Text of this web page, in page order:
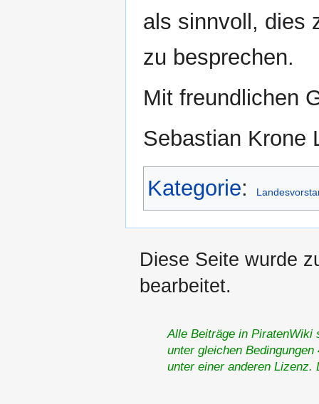
als sinnvoll, dies
zu besprechen.
Mit freundlichen
Sebastian Krone
Kategorie:
Diese Seite wurde
bearbeitet.
Alle Beiträge in PiratenWiki
unter gleichen
unter einer anderen